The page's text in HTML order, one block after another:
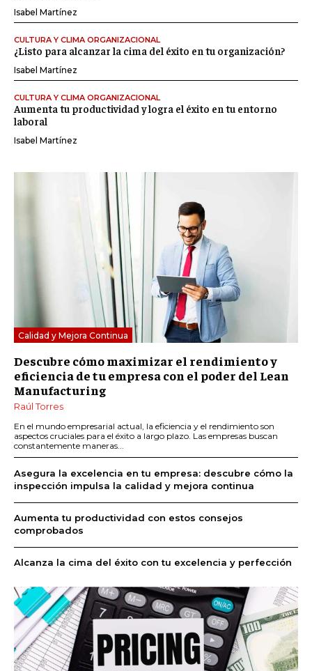
Isabel Martínez
CULTURA Y CLIMA ORGANIZACIONAL
¿Listo para alcanzar la cima del éxito en tu organización?
Isabel Martínez
CULTURA Y CLIMA ORGANIZACIONAL
Aumenta tu productividad y logra el éxito en tu entorno
laboral
Isabel Martínez
Calidad y Mejora Continua
Descubre cómo maximizar el rendimiento y
eficiencia de tu empresa con el poder del Lean
Manufacturing
Raúl Torres
En el mundo empresarial actual, la eficiencia y el rendimiento son
aspectos cruciales para el éxito a largo plazo. Las empresas buscan
constantemente maneras...
Asegura la excelencia en tu empresa: descubre cómo la
inspección impulsa la calidad y mejora continua
Aumenta tu productividad con estos consejos
comprobados
Alcanza la cima del éxito con tu excelencia y perfección